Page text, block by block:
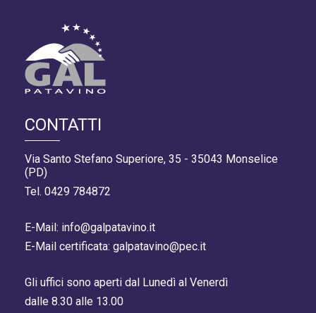
CONTATTI
Via Santo Stefano Superiore, 35 - 35043 Monselice
(PD)
Tel. 0429 784872
E-Mail: info@galpatavino.it
E-Mail certificata: galpatavino@pec.it
Gli uffici sono aperti dal Lunedì al Venerdì
dalle 8.30 alle 13.00